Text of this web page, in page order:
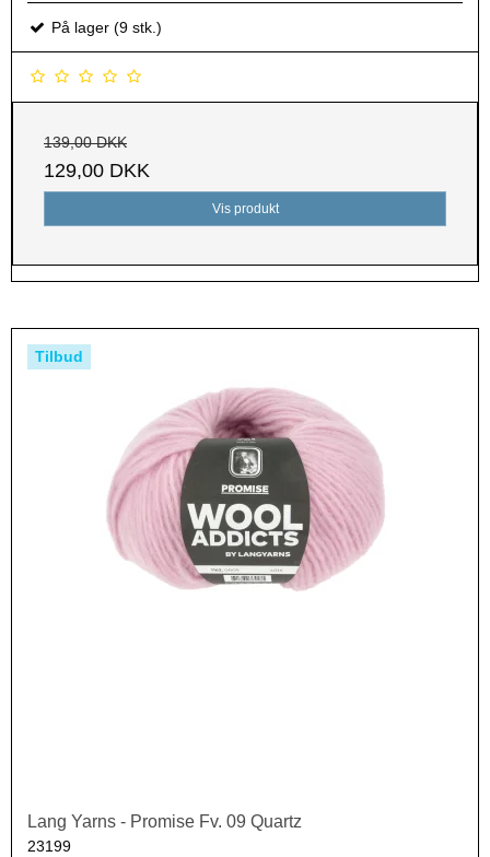
På lager (9 stk.)
139,00 DKK
129,00 DKK
Vis produkt
Tilbud
Lang Yarns - Promise Fv. 09 Quartz
23199